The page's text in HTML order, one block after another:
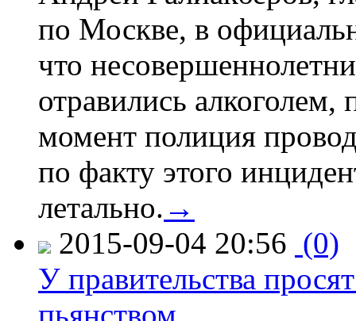
по Москве, в
что
отравились
момент полиция
по факту этого
летально. →
2015-09-04 20:56 (0)
У правительства
пьянством